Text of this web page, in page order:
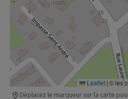
Leaflet | © les
Déplacez le marqueur sur la carte